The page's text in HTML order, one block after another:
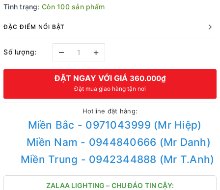
Tình trạng: Còn 100 sản phẩm
ĐẶC ĐIỂM NỔI BẬT
Số lượng: – +
ĐẶT NGAY VỚI GIÁ 360.000₫
Đặt mua giao hàng tận nơi
Hotline đặt hàng:
Miền Bắc - 0971043999 (Mr Hiệp)
Miền Nam - 0944840666 (Mr Danh)
Miền Trung - 0942344888 (Mr T.Anh)
ZALAA LIGHTING – CHU ĐÁO TIN CẬY: